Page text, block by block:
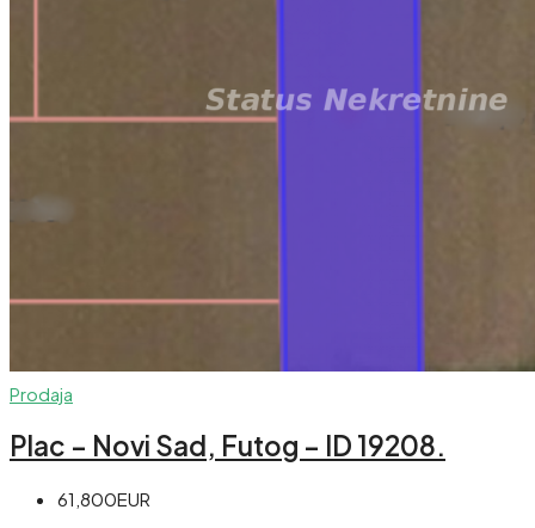
Prodaja
Plac – Novi Sad, Futog – ID 19208.
61,800EUR